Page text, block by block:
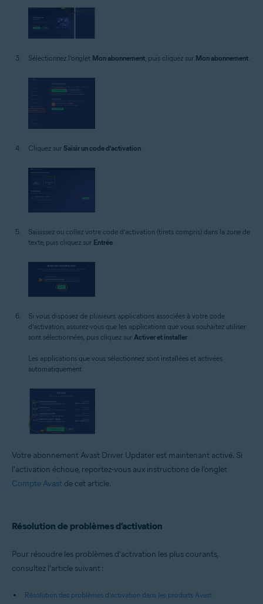
Sélectionnez l’onglet Mon abonnement , puis cliquez sur Mon abonnement
Cliquez sur Saisir un code d’activation.
Saisissez ou collez votre code d’activation (tirets compris) dans la zone de
texte, puis cliquez sur Entrée.
Si vous disposez de plusieurs applications associées à votre code
d’activation, assurez-vous que les applications que vous souhaitez utiliser
sont sélectionnées, puis cliquez sur Activer et installer
Les applications que vous sélectionnez sont installées et activées
automatiquement.
Votre abonnement Avast Driver Updater est maintenant activé. Si
l'activation échoue, reportez-vous aux instructions de l'onglet
Compte Avast de cet article.
Résolution de problèmes d’activation
Pour résoudre les problèmes d’activation les plus courants,
consultez l’article suivant :
Résolution des problèmes d’activation dans les produits Avast